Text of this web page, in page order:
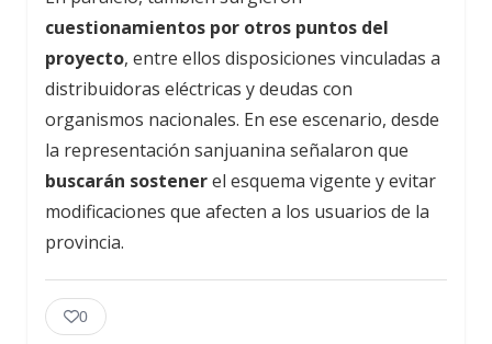
cuestionamientos por otros puntos del
proyecto, entre ellos disposiciones vinculadas a
distribuidoras eléctricas y deudas con
organismos nacionales. En ese escenario, desde
la representación sanjuanina señalaron que
buscarán sostenerel esquema vigente y evitar
modificaciones que afecten a los usuarios de la
provincia.
0